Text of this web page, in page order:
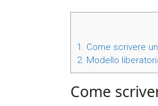
1. Come scrivere
2. Modello
Come